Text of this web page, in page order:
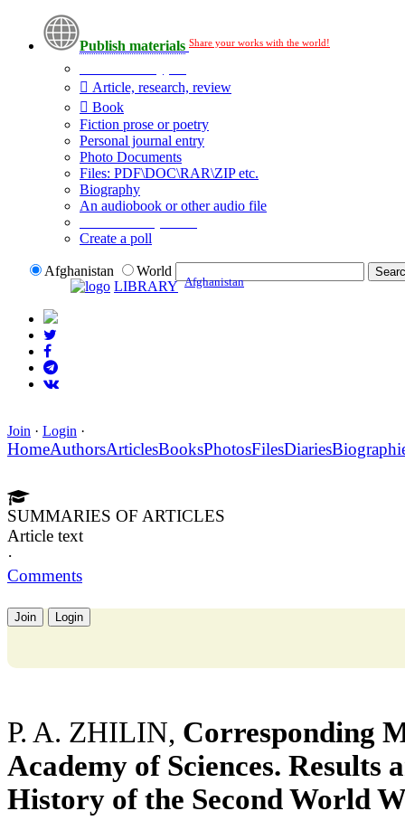
Publish materials Share your works with the world!
Article, research, review
Book
Fiction prose or poetry
Personal journal entry
Photo Documents
Files: PDF\DOC\RAR\ZIP etc.
Biography
An audiobook or other audio file
Create a poll
Afghanistan
World
LIBRARY Afghanistan
Join · Login ·
HomeAuthorsArticlesBooksPhotosFilesDiaries
SUMMARIES OF ARTICLES
Article text
·
Comments
Join Login
P. A. ZHILIN, Corresponding
Academy of Sciences.
History of the Second World